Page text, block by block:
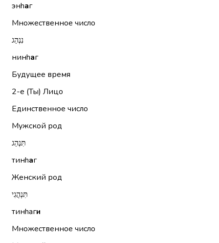
энhаг
Множественное число
נִנְהַג
нинhаг
Будущее время
2-е (Ты) Лицо
Единственное число
Мужской род
תִּנְהַג
тинhаг
Женский род
תִּנְהֲגִי
тинhаги
Множественное число